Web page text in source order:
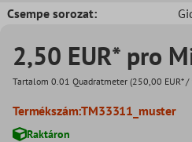
Csempe sorozat:
2,50 EUR* pro
Tartalom 0.01 Quadratmeter (250,00 EUR*
Termékszám:TM33311_muster
Raktáron